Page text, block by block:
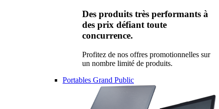
Des produits très performants à
des prix défiant toute
concurrence.
Profitez de nos offres promotionnelles sur
un nombre limité de produits.
Portables Grand Public